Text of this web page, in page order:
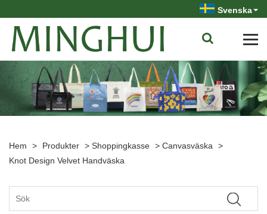
Svenska
Hem > Produkter > Shoppingkasse > Canvasväska >
Knot Design Velvet Handväska